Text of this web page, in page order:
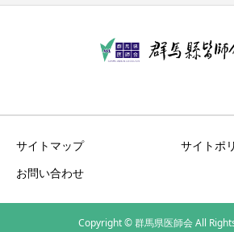
サイトマップ
サイトポ
お問い合わせ
Copyright © 群馬県医師会 All